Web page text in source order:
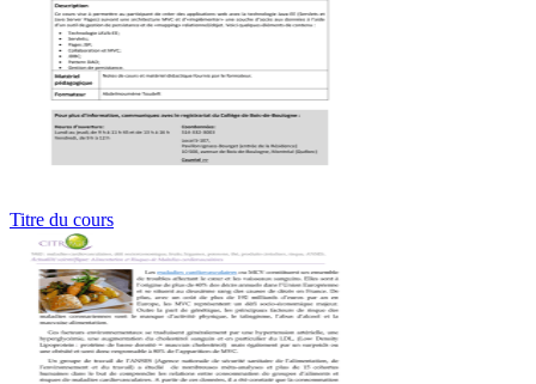
Titre du cours